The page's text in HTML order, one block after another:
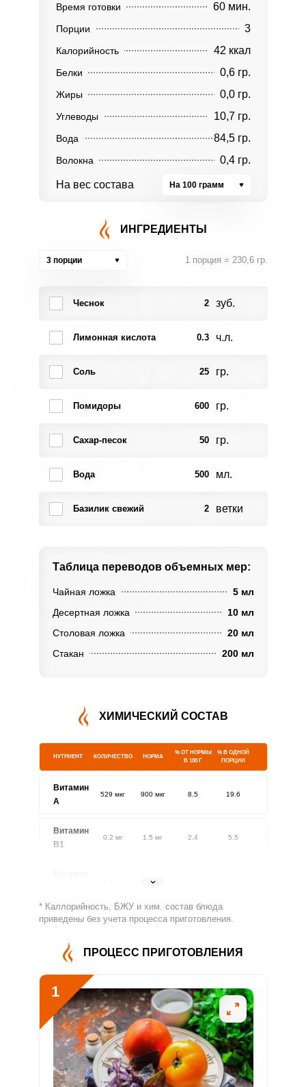
Время готовки 60 мин.
Порции 3
Калорийность 42 ккал
Белки 0,6 гр.
Жиры 0,0 гр.
Углеводы 10,7 гр.
Вода 84,5 гр.
Волокна 0,4 гр.
На вес состава На 100 грамм
ИНГРЕДИЕНТЫ
3 порции 1 порция = 230,6 гр.
Чеснок 2 зуб.
Лимонная кислота 0.3 ч.л.
Соль 25 гр.
Помидоры 600 гр.
Сахар-песок 50 гр.
Вода 500 мл.
Базилик свежий 2 ветки
Таблица переводов объемных мер:
Чайная ложка
5 мл
Десертная ложка
10 мл
Столовая ложка
20 мл
Стакан
200 мл
ХИМИЧЕСКИЙ СОСТАВ
НУТРИЕНТ КОЛИЧЕСТВО НОРМА
% ОТ НОРМЫ
В 100 Г
% В ОДНОЙ
ПОРЦИИ
Витамин
A
529 мкг 900 мкг 8.5 19.6
Витамин
В1
0.2 мг 1.5 мг 2.4 5.5
1.8 мг
Витамин
2.2 мг 500 мг 0.1 0.1
Витамин
В5
Витамин
В6
0 мг 2 мг 0.3 0.7
Витамин
В9
7.7 мкг 400 мкг 0.3 0.6
* Каллорийность, БЖУ и хим. состав блюда
приведены без учета процесса приготовления.
ПРОЦЕСС ПРИГОТОВЛЕНИЯ
1